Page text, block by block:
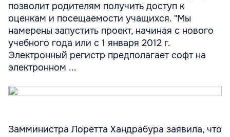
позволит родителям получить доступ к
оценкам и посещаемости учащихся. "Мы
намерены запустить проект, начиная с нового
учебного года или с 1 января 2012 г.
Электронный регистр предполагает софт на
электронном ...
Замминистра Лоретта Хандрабура заявила, что